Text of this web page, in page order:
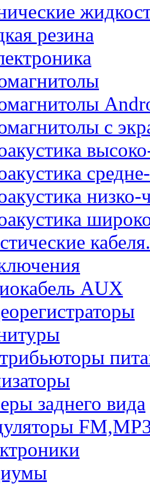
резина
с
низко-
AUX
заднего вида